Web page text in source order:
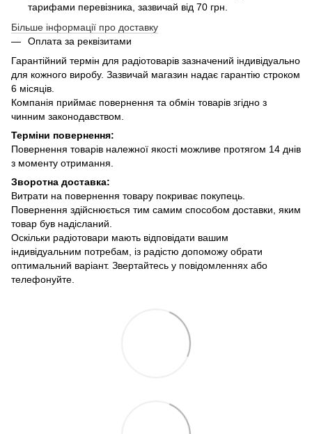
тарифами перевізника, зазвичай від 70 грн.
Більше інформації про доставку
Оплата за реквізитами
Гарантійний термін для радіотоварів зазначений індивідуально
для кожного виробу. Зазвичай магазин надає гарантію строком
6 місяців.
Компанія приймає повернення та обмін товарів згідно з
чинним законодавством.
Терміни повернення:
Повернення товарів належної якості можливе протягом 14 днів
з моменту отримання.
Зворотна доставка:
Витрати на повернення товару покриває покупець.
Повернення здійснюється тим самим способом доставки, яким
товар був надісланий.
Оскільки радіотовари мають відповідати вашим
індивідуальним потребам, із радістю допоможу обрати
оптимальний варіант. Звертайтесь у повідомленнях або
телефонуйте.